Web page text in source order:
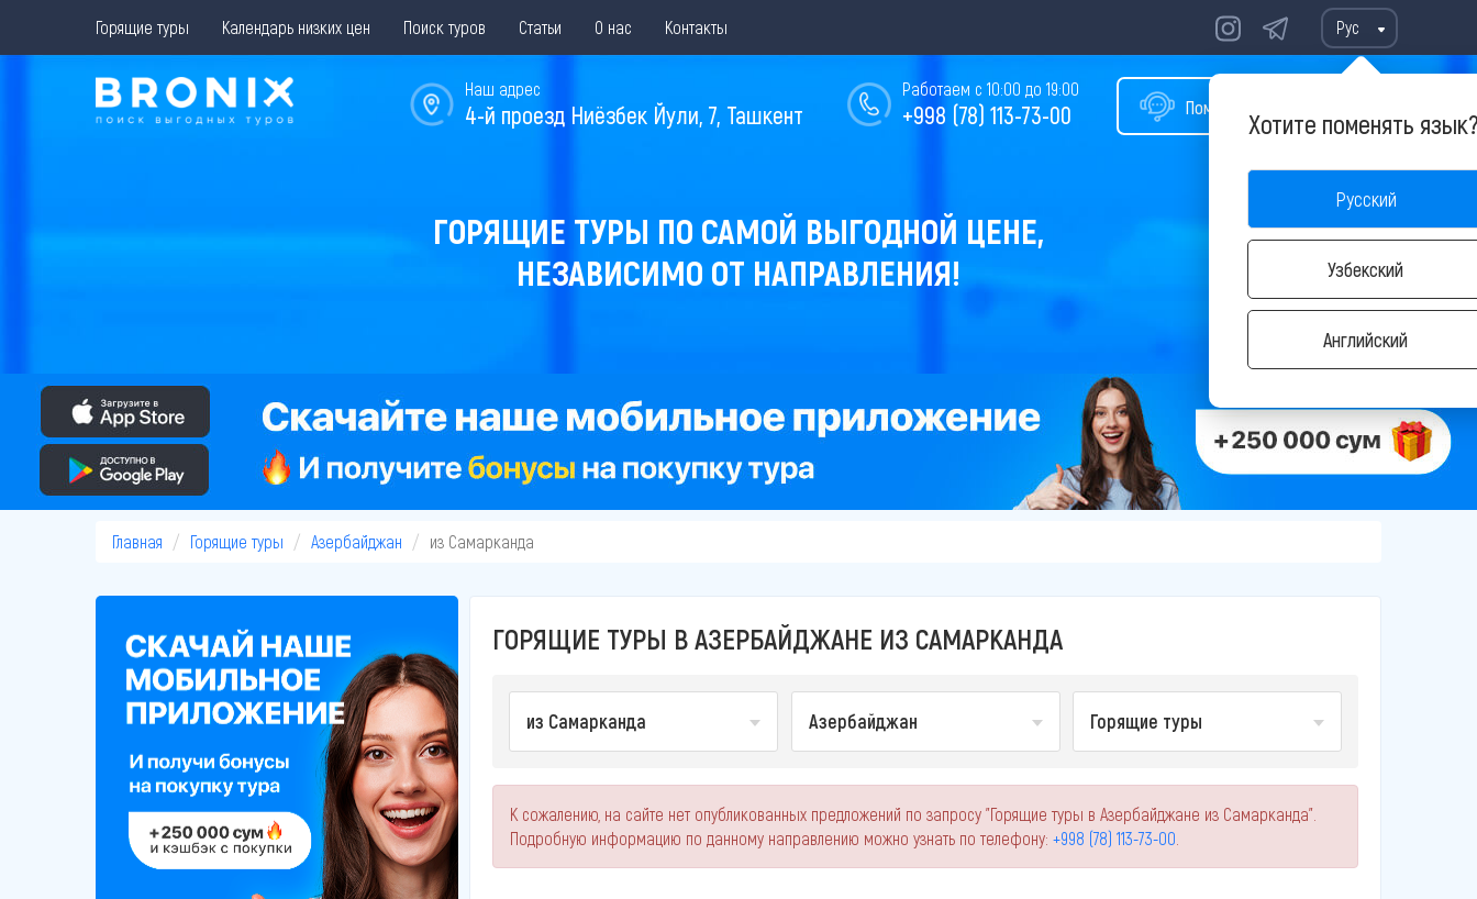
Горящие туры Календарь низких цен Поиск туров Статьи О нас Контакты Рус
Хотите поменять
Русский
Узбекский
Английский
Помощь в подборе тура
Работаем с 10:00 до 19:00
+998 (78) 113-73-00
Наш адрес
4-й проезд Ниёзбек Йули, 7, Ташкент
ГОРЯЩИЕ ТУРЫ ПО САМОЙ ВЫГОДНОЙ ЦЕНЕ,
НЕЗАВИСИМО ОТ НАПРАВЛЕНИЯ!
Главная Горящие туры Азербайджан из Самарканда
ГОРЯЩИЕ ТУРЫ В АЗЕРБАЙДЖАНЕ ИЗ САМАРКАНДА
из Самарканда Азербайджан Горящие туры
К сожалению, на сайте нет опубликованных предложений по запросу "Горящие туры в Азербайджане из Самарканда".
Подробную информацию по данному направлению можно узнать по телефону: +998 (78) 113-73-00